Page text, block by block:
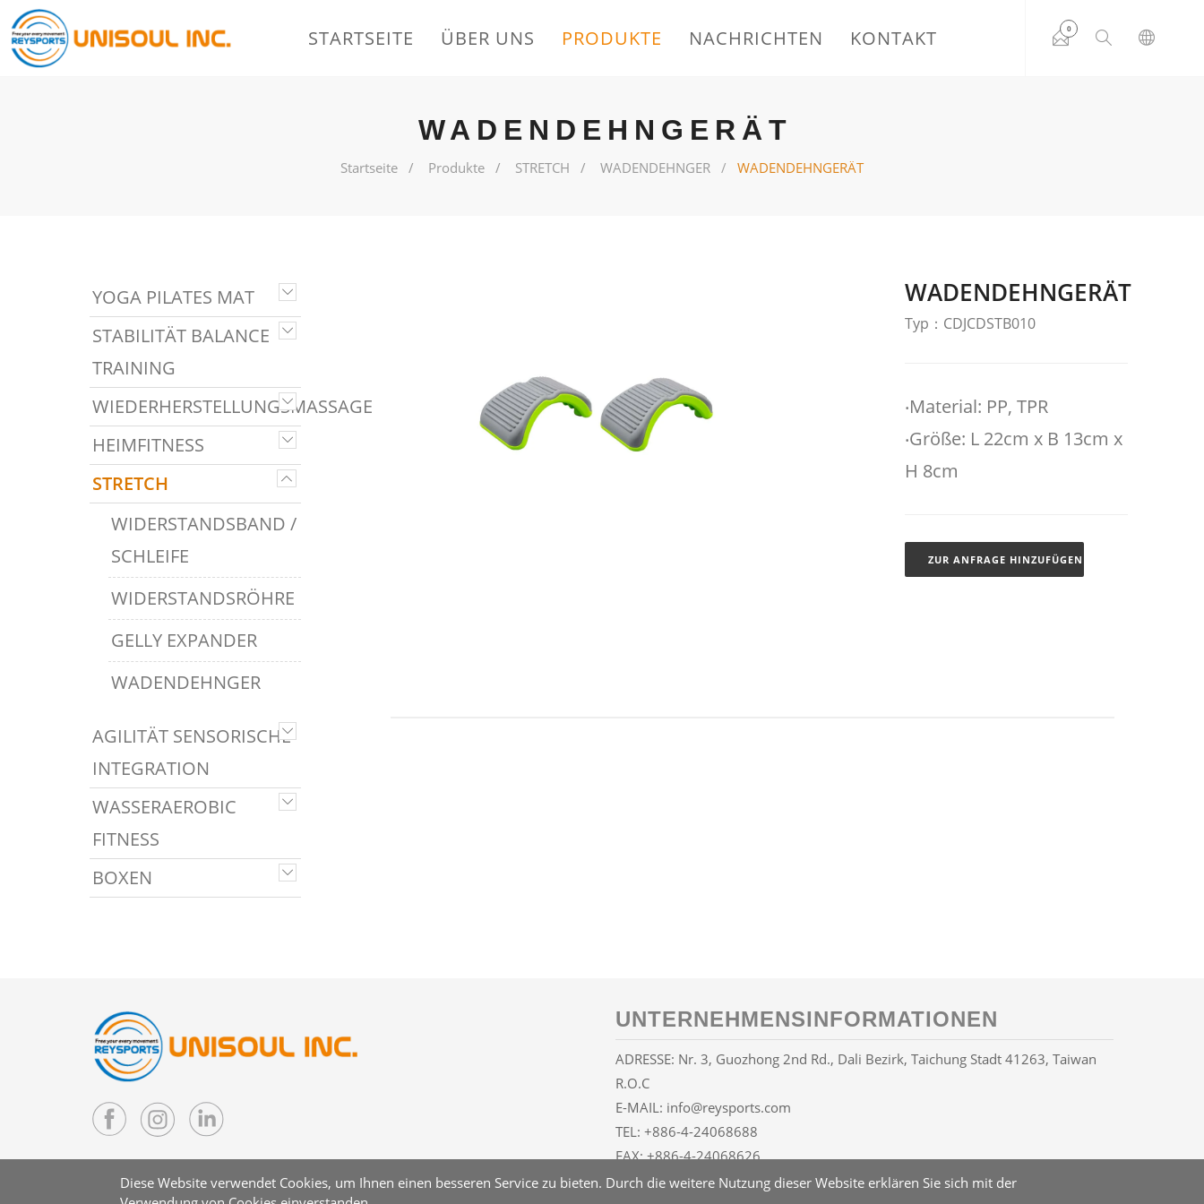
0
STARTSEITE ÜBER UNS PRODUKTE NACHRICHTEN KONTAKT
WADENDEHNGERÄT
Startseite Produkte STRETCH WADENDEHNGER WADENDEHNGERÄT
YOGA PILATES MAT
STABILITÄT BALANCE
TRAINING
WIEDERHERSTELLUNGSMASSAGE
HEIMFITNESS
STRETCH
WIDERSTANDSBAND /
SCHLEIFE
WIDERSTANDSRÖHRE
GELLY EXPANDER
WADENDEHNGER
AGILITÄT SENSORISCHE
INTEGRATION
WASSERAEROBIC
FITNESS
BOXEN
WADENDEHNGERÄT
Typ：CDJCDSTB010
‧Material: PP, TPR
‧Größe: L 22cm x B 13cm x
H 8cm
ZUR ANFRAGE HINZUFÜGEN
Diese Website verwendet Cookies, um Ihnen einen besseren Service zu bieten. Durch die weitere Nutzung dieser Website erklären Sie sich mit der
UNTERNEHMENSINFORMATIONEN
ADRESSE: Nr. 3, Guozhong 2nd Rd., Dali Bezirk, Taichung Stadt 41263, Taiwan
R.O.C
E-MAIL: info@reysports.com
TEL: +886-4-24068688
FAX: +886-4-24068626